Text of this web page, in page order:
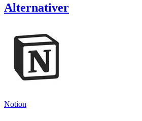
Alternativer
Notion